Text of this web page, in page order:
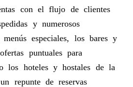
con el flujo de clientes
y numerosos
menús especiales, los bares y
puntuales para
los hoteles y hostales de la
repunte de reservas